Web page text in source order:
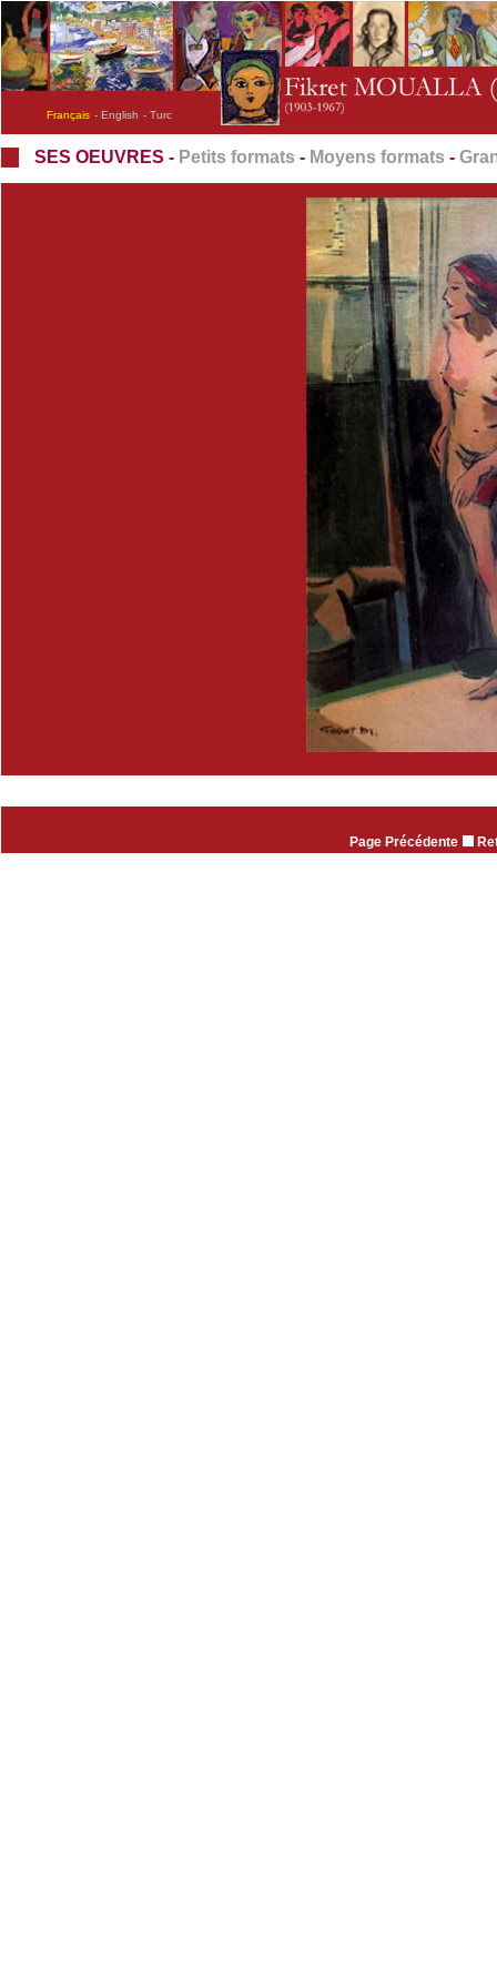
Français - English - Turc
SES OEUVRES - Petits formats - Moyens formats -
Page Précédente